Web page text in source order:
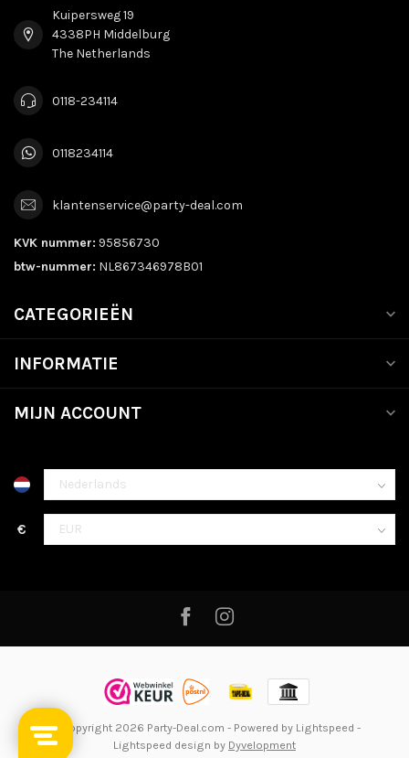
Kuipersweg 19
4338PH Middelburg
The Netherlands
0118-234114
0118234114
klantenservice@party-deal.com
KVK nummer: 95856730
btw-nummer: NL867346978B01
CATEGORIEËN
INFORMATIE
MIJN ACCOUNT
€
© Copyright 2026 Party-Deal.com - Powered by Lightspeed -
Lightspeed design by Dyvelopment